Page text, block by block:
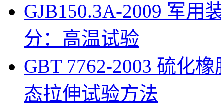
GJB150.3A-2009 军用
分：高温试验
GBT 7762-2003 硫化
态拉伸试验方法